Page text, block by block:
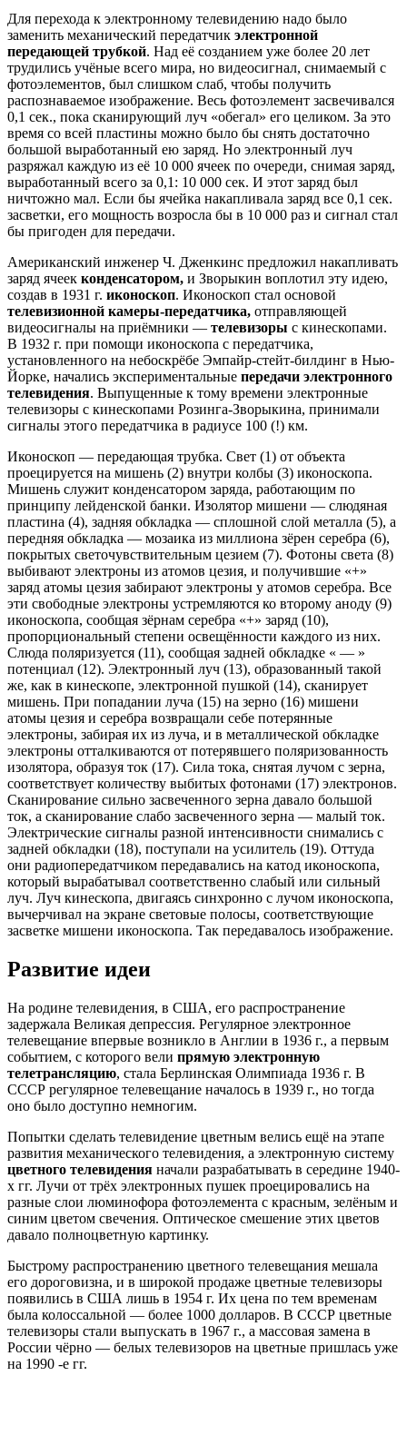
Для перехода к электронному телевидению надо было
заменить механический передатчик электронной
передающей трубкой. Над её созданием уже более 20 лет
трудились учёные всего мира, но видеосигнал, снимаемый с
фотоэлементов, был слишком слаб, чтобы получить
распознаваемое изображение. Весь фотоэлемент засвечивался
0,1 сек., пока сканирующий луч «обегал» его целиком. За это
время со всей пластины можно было бы снять достаточно
большой выработанный ею заряд. Но электронный луч
разряжал каждую из её 10 000 ячеек по очереди, снимая заряд,
выработанный всего за 0,1: 10 000 сек. И этот заряд был
ничтожно мал. Если бы ячейка накапливала заряд все 0,1 сек.
засветки, его мощность возросла бы в 10 000 раз и сигнал стал
бы пригоден для передачи.
Американский инженер Ч. Дженкинс предложил накапливать
заряд ячеек конденсатором, и Зворыкин воплотил эту идею,
создав в 1931 г. иконоскоп. Иконоскоп стал основой
телевизионной камеры-передатчика, отправляющей
видеосигналы на приёмники — телевизоры с кинескопами.
В 1932 г. при помощи иконоскопа с передатчика,
установленного на небоскрёбе Эмпайр-стейт-билдинг в Нью-
Йорке, начались экспериментальные передачи электронного
телевидения. Выпущенные к тому времени электронные
телевизоры с кинескопами Розинга-Зворыкина, принимали
сигналы этого передатчика в радиусе 100 (!) км.
Иконоскоп — передающая трубка. Свет (1) от объекта
проецируется на мишень (2) внутри колбы (3) иконоскопа.
Мишень служит конденсатором заряда, работающим по
принципу лейденской банки. Изолятор мишени — слюдяная
пластина (4), задняя обкладка — сплошной слой металла (5), а
передняя обкладка — мозаика из миллиона зёрен серебра (6),
покрытых светочувствительным цезием (7). Фотоны света (8)
выбивают электроны из атомов цезия, и получившие «+»
заряд атомы цезия забирают электроны у атомов серебра. Все
эти свободные электроны устремляются ко второму аноду (9)
иконоскопа, сообщая зёрнам серебра «+» заряд (10),
пропорциональный степени освещённости каждого из них.
Слюда поляризуется (11), сообщая задней обкладке « — »
потенциал (12). Электронный луч (13), образованный такой
же, как в кинескопе, электронной пушкой (14), сканирует
мишень. При попадании луча (15) на зерно (16) мишени
атомы цезия и серебра возвращали себе потерянные
электроны, забирая их из луча, и в металлической обкладке
электроны отталкиваются от потерявшего поляризованность
изолятора, образуя ток (17). Сила тока, снятая лучом с зерна,
соответствует количеству выбитых фотонами (17) электронов.
Сканирование сильно засвеченного зерна давало большой
ток, а сканирование слабо засвеченного зерна — малый ток.
Электрические сигналы разной интенсивности снимались с
задней обкладки (18), поступали на усилитель (19). Оттуда
они радиопередатчиком передавались на катод иконоскопа,
который вырабатывал соответственно слабый или сильный
луч. Луч кинескопа, двигаясь синхронно с лучом иконоскопа,
вычерчивал на экране световые полосы, соответствующие
засветке мишени иконоскопа. Так передавалось изображение.
Развитие идеи
На родине телевидения, в США, его распространение
задержала Великая депрессия. Регулярное электронное
телевещание впервые возникло в Англии в 1936 г., а первым
событием, с которого вели прямую электронную
телетрансляцию, стала Берлинская Олимпиада 1936 г. В
СССР регулярное телевещание началось в 1939 г., но тогда
оно было доступно немногим.
Попытки сделать телевидение цветным велись ещё на этапе
развития механического телевидения, а электронную систему
цветного телевидения начали разрабатывать в середине 1940-
х гг. Лучи от трёх электронных пушек проецировались на
разные слои люминофора фотоэлемента с красным, зелёным и
синим цветом свечения. Оптическое смешение этих цветов
давало полноцветную картинку.
Быстрому распространению цветного телевещания мешала
его дороговизна, и в широкой продаже цветные телевизоры
появились в США лишь в 1954 г. Их цена по тем временам
была колоссальной — более 1000 долларов. В СССР цветные
телевизоры стали выпускать в 1967 г., а массовая замена в
России чёрно — белых телевизоров на цветные пришлась уже
на 1990 -е гг.